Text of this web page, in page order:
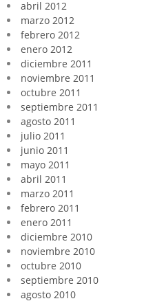
abril 2012
marzo 2012
febrero 2012
enero 2012
diciembre 2011
noviembre 2011
octubre 2011
septiembre 2011
agosto 2011
julio 2011
junio 2011
mayo 2011
abril 2011
marzo 2011
febrero 2011
enero 2011
diciembre 2010
noviembre 2010
octubre 2010
septiembre 2010
agosto 2010